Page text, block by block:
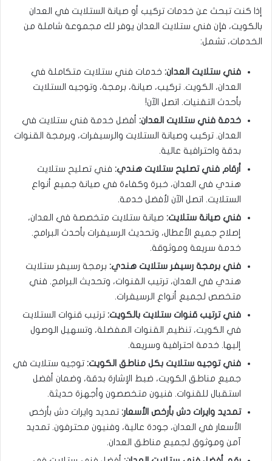
إذا كنت تبحث عن خدمات تركيب أو صيانة الستلايت في العدان
بالكويت، فإن فني ستلايت العدان يوفر لك مجموعة شاملة من
الخدمات، تشمل:
فني ستلايت العدان: خدمات فني ستلايت متكاملة في
العدان، الكويت. تركيب، صيانة، برمجة، وتوجيه الستلايت
بأحدث التقنيات. اتصل الآن!
خدمة فني ستلايت العدان: أفضل خدمة فني ستلايت في
العدان. تركيب وصيانة الستلايت والرسيفرات، وبرمجة القنوات
بدقة واحترافية عالية.
أرقام فني تصليح ستلايت هندي: فني تصليح ستلايت
هندي في العدان، خبرة وكفاءة في صيانة جميع أنواع
الستلايت. اتصل الآن لأفضل خدمة.
فني صيانة ستلايت: صيانة ستلايت متخصصة في العدان،
إصلاح جميع الأعطال، وتحديث الرسيفرات بأحدث البرامج.
خدمة سريعة وموثوقة.
فني برمجة رسيفر ستلايت هندي: برمجة رسيفر ستلايت
هندي في العدان، ترتيب القنوات، وتحديث البرامج. فني
متخصص لجميع أنواع الرسيفرات.
فني ترتيب قنوات ستلايت بالكويت: ترتيب قنوات الستلايت
في الكويت، تنظيم القنوات المفضلة، وتسهيل الوصول
إليها. خدمة احترافية وسريعة.
فني توجيه ستلايت بكل مناطق الكويت: توجيه ستلايت في
جميع مناطق الكويت، ضبط الإشارة بدقة، وضمان أفضل
استقبال للقنوات. فنيون متخصصون وأجهزة حديثة.
تمديد وايرات دش بأرخص الأسعار: تمديد وايرات دش بأرخص
الأسعار في العدان، جودة عالية، وفنيون محترفون. تمديد
آمن وموثوق لجميع مناطق العدان.